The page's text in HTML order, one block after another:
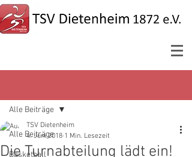
Alle Beiträge
Basketball
Alle Beiträge
Die Turnabteilung lädt ein!
TSV Dietenheim
4. Juni 2018 1 Min. Lesezeit